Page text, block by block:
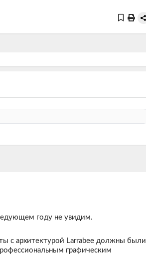
году не увидим.
с архитектурой Larrabee должны были
графическим